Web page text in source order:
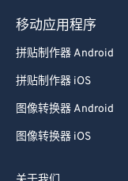
移动应用程序
拼贴制作器 Android
拼贴制作器 iOS
图像转换器 Android
图像转换器 iOS